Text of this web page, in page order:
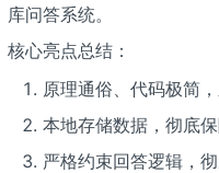
库问答系统。
核心亮点总结：
原理通俗、代码极简
本地存储数据，彻底
严格约束回答逻辑，